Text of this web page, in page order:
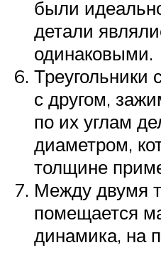
были
детали
одинаковыми.
Треугольники
с другом,
по их углам
диаметром,
толщине
Между двумя
помещается
динамика, на